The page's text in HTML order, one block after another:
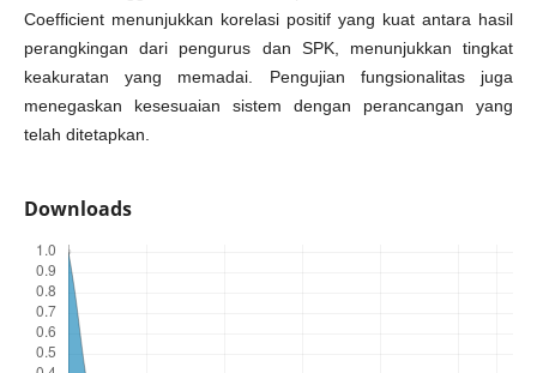
Coefficient menunjukkan korelasi positif yang kuat antara hasil
perangkingan dari pengurus dan SPK, menunjukkan tingkat
keakuratan yang memadai. Pengujian fungsionalitas juga
menegaskan kesesuaian sistem dengan perancangan yang
telah ditetapkan.
Downloads